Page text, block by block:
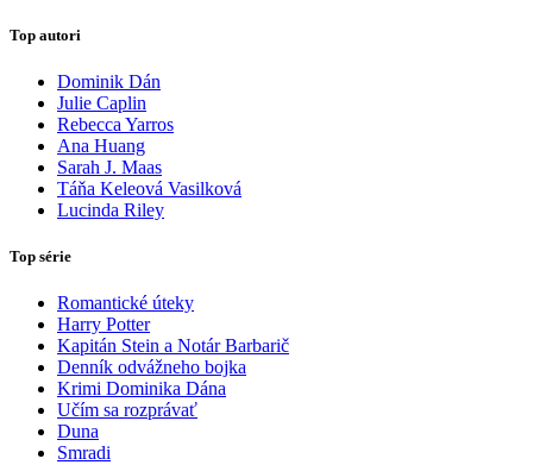
Top autori
Dominik Dán
Julie Caplin
Rebecca Yarros
Ana Huang
Sarah J. Maas
Táňa Keleová Vasilková
Lucinda Riley
Top série
Romantické úteky
Harry Potter
Kapitán Stein a Notár Barbarič
Denník odvážneho bojka
Krimi Dominika Dána
Učím sa rozprávať
Duna
Smradi